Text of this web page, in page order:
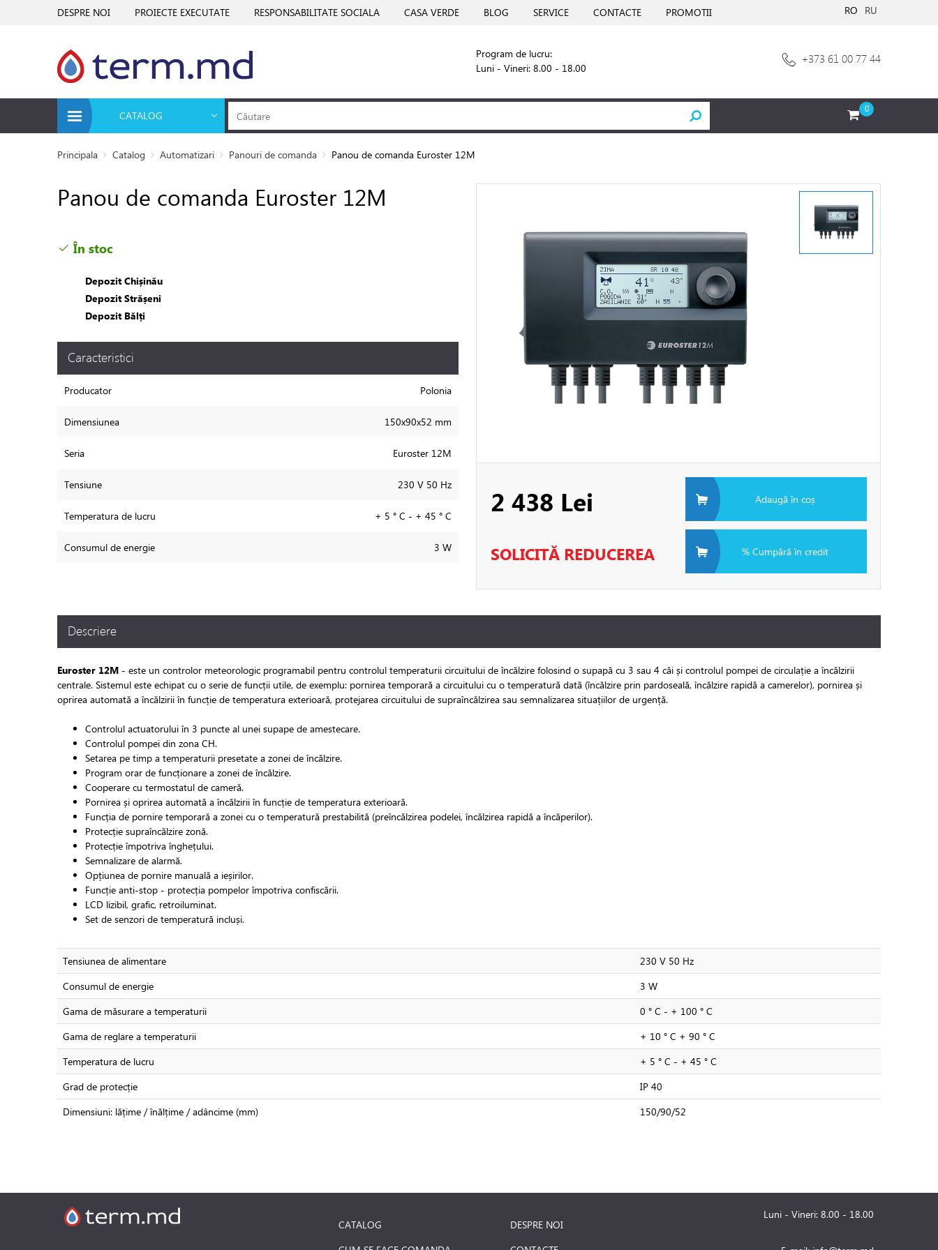
DESPRE NOI PROIECTE EXECUTATE RESPONSABILITATE SOCIALA CASA VERDE BLOG SERVICE CONTACTE PROMOTII RO RU
Program de lucru:
Luni - Vineri: 8.00 - 18.00
+373 61 00 77 44
CATALOG
0
Principala Catalog Automatizari Panouri de comanda Panou de comanda Euroster 12M
2 438 Lei Adaugă în coș
SOLICITĂ REDUCEREA % Cumpără în credit
Panou de comanda Euroster 12M
În stoc
Depozit Chișinău
Depozit Strășeni
Depozit Bălți
Caracteristici
Producator Polonia
Dimensiunea 150x90x52 mm
Seria Euroster 12M
Tensiune 230 V 50 Hz
Temperatura de lucru + 5 ° С - + 45 ° С
Consumul de energie 3 W
Descriere
Euroster 12M - este un controlor meteorologic programabil pentru controlul temperaturii circuitului de încălzire folosind o supapă cu 3 sau 4 căi și controlul pompei de circulație a încălzirii
centrale. Sistemul este echipat cu o serie de funcții utile, de exemplu: pornirea temporară a circuitului cu o temperatură dată (încălzire prin pardoseală, încălzire rapidă a camerelor), pornirea și
oprirea automată a încălzirii în funcție de temperatura exterioară, protejarea circuitului de supraîncălzirea sau semnalizarea situațiilor de urgență.
Controlul actuatorului în 3 puncte al unei supape de amestecare.
Controlul pompei din zona CH.
Setarea pe timp a temperaturii presetate a zonei de încălzire.
Program orar de funcționare a zonei de încălzire.
Cooperare cu termostatul de cameră.
Pornirea și oprirea automată a încălzirii în funcție de temperatura exterioară.
Funcția de pornire temporară a zonei cu o temperatură prestabilită (preîncălzirea podelei, încălzirea rapidă a încăperilor).
Protecție supraîncălzire zonă.
Protecție împotriva înghețului.
Semnalizare de alarmă.
Opțiunea de pornire manuală a ieșirilor.
Funcție anti-stop - protecția pompelor împotriva confiscării.
LCD lizibil, grafic, retroiluminat.
Set de senzori de temperatură incluși.
Tensiunea de alimentare
230 V 50 Hz
Consumul de energie
3 W
Gama de măsurare a temperaturii
0 ° C - + 100 ° C
Gama de reglare a temperaturii
+ 10 ° С + 90 ° С
Temperatura de lucru
+ 5 ° С - + 45 ° С
Grad de protecție
IP 40
Dimensiuni: lățime / înălțime / adâncime (mm)
150/90/52
CATALOG
DESPRE NOI
Luni - Vineri: 8.00 - 18.00